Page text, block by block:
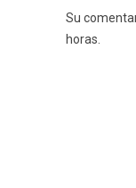
Su
horas.